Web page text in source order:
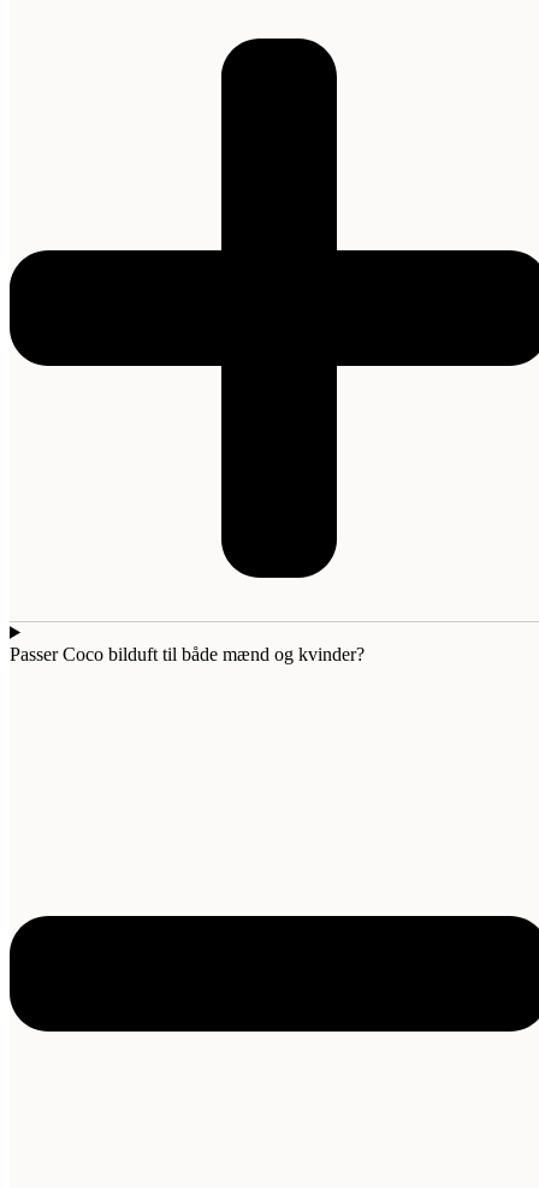
Passer Coco bilduft til både mænd og kvinder?